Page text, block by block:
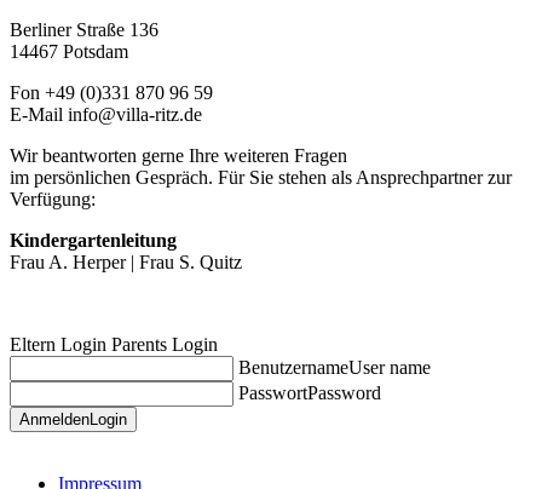
Berliner Straße 136
14467 Potsdam
Fon +49 (0)331 870 96 59
E-Mail info@villa-ritz.de
Wir beantworten gerne Ihre weiteren Fragen
im persönlichen Gespräch. Für Sie stehen als Ansprechpartner zur
Verfügung:
Kindergartenleitung
Frau A. Herper | Frau S. Quitz
Eltern Login Parents Login
BenutzernameUser name
PasswortPassword
AnmeldenLogin
Impressum